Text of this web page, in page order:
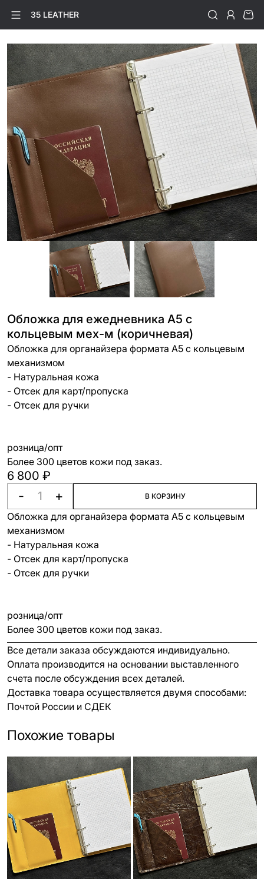
35 LEATHER
Обложка для ежедневника А5 с
кольцевым мех-м (коричневая)
Обложка для органайзера формата А5 с кольцевым
механизмом
- Натуральная кожа
- Отсек для карт/пропуска
- Отсек для ручки
розница/опт
Более 300 цветов кожи под заказ.
6 800 ₽
- + В КОРЗИНУ
Обложка для органайзера формата А5 с кольцевым
механизмом
- Натуральная кожа
- Отсек для карт/пропуска
- Отсек для ручки
розница/опт
Более 300 цветов кожи под заказ.
Все детали заказа обсуждаются индивидуально.
Оплата производится на основании выставленного
счета после обсуждения всех деталей.
Доставка товара осуществляется двумя способами:
Почтой России и СДЕК
Похожие товары